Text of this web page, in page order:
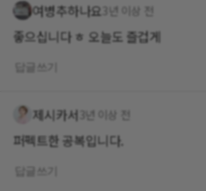
여병추하나요 3년 이상 전
좋으십니다 ㅎ 오늘도 즐겁게
제시카서 3년 이상 전
퍼펙트한 공복입니다.